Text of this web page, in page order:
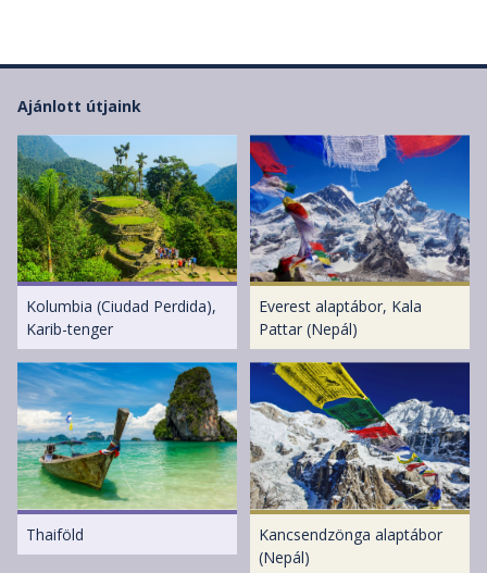
Ajánlott útjaink
Kolumbia (Ciudad Perdida),
Karib-tenger
Everest alaptábor, Kala
Pattar (Nepál)
Thaiföld
Kancsendzönga alaptábor
(Nepál)